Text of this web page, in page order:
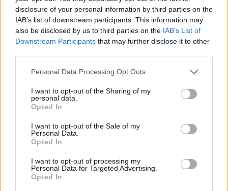
disclosure of your personal information by third parties on the
IAB’s list of downstream participants. This information may
also be disclosed by us to third parties on the IAB’s List of
Downstream Participants that may further disclose it to other
Please note that this website/app uses one or more Google
not limited to your visit or usage behaviour. You may click to
grant or deny consent to Google and its third-party tags to
use your data for below specified purposes in below Google
consent section.
Personal Data Processing Opt Outs
I want to opt-out of the Sharing of my
personal data.
Opted In
I want to opt-out of the Sale of my
Personal Data.
Opted In
I want to opt-out of processing my
Personal Data for Targeted Advertising.
Opted In
εισόδημα έως 28.000 ευρώ, ποσό που προσαυξάνεται για
κάθε παιδί.
Αναλυτικά: